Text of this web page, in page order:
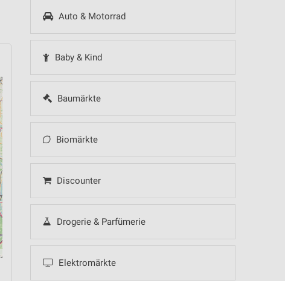
Auto & Motorrad
Baby & Kind
Baumärkte
Biomärkte
Discounter
Drogerie & Parfümerie
Elektromärkte